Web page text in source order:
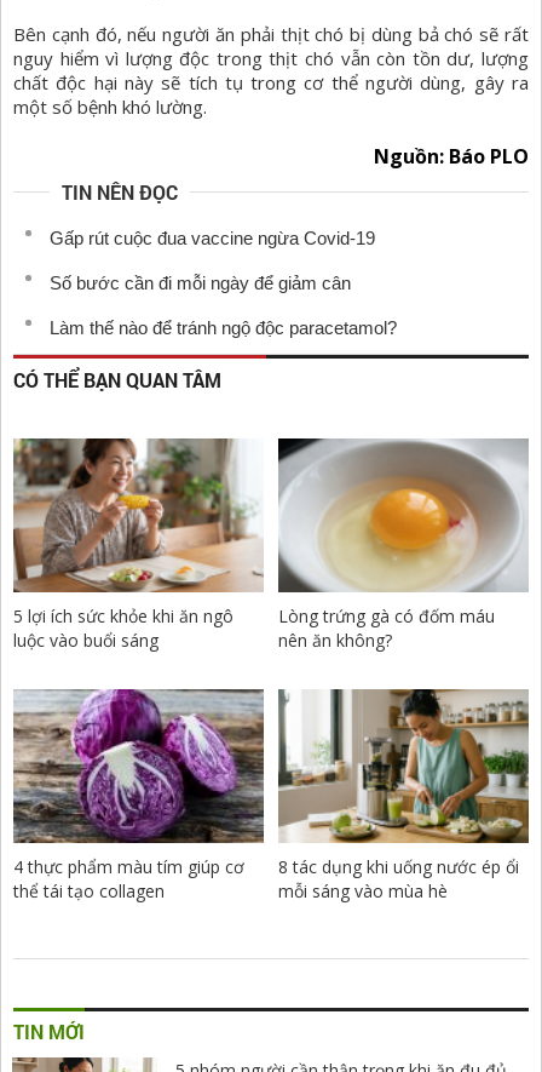
Bên cạnh đó, nếu người ăn phải thịt chó bị dùng bả chó sẽ rất
nguy hiểm vì lượng độc trong thịt chó vẫn còn tồn dư, lượng
chất độc hại này sẽ tích tụ trong cơ thể người dùng, gây ra
một số bệnh khó lường.
Nguồn: Báo PLO
TIN NÊN ĐỌC
Gấp rút cuộc đua vaccine ngừa Covid-19
Số bước cần đi mỗi ngày để giảm cân
Làm thế nào để tránh ngộ độc paracetamol?
CÓ THỂ BẠN QUAN TÂM
5 lợi ích sức khỏe khi ăn ngô
luộc vào buổi sáng
Lòng trứng gà có đốm máu
nên ăn không?
4 thực phẩm màu tím giúp cơ
thể tái tạo collagen
8 tác dụng khi uống nước ép ổi
mỗi sáng vào mùa hè
TIN MỚI